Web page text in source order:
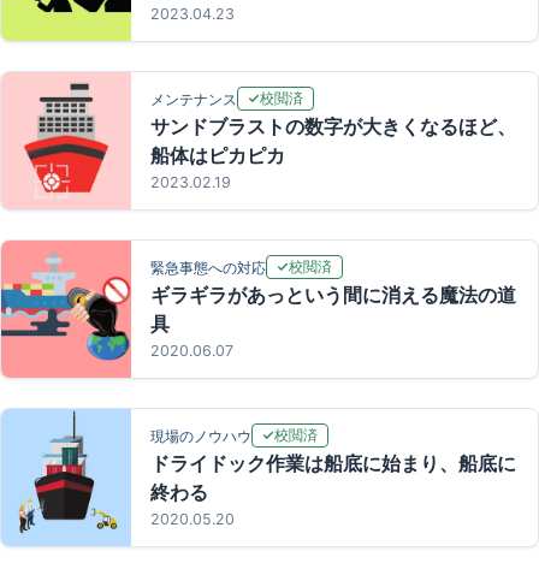
2023.04.23
メンテナンス 校閲済
サンドブラストの数字が大きくなるほど、
船体はピカピカ
2023.02.19
緊急事態への対応 校閲済
ギラギラがあっという間に消える魔法の道
具
2020.06.07
現場のノウハウ 校閲済
ドライドック作業は船底に始まり、船底に
終わる
2020.05.20